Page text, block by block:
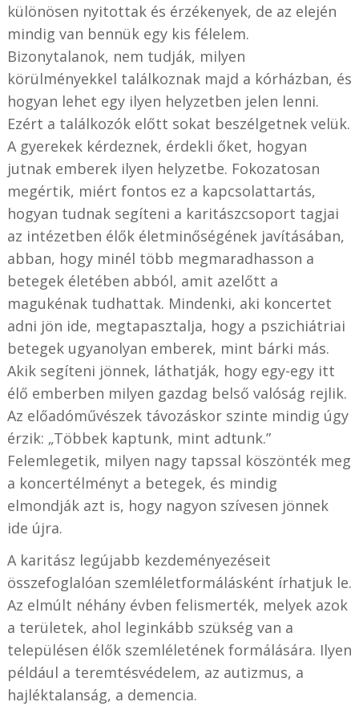
különösen nyitottak és érzékenyek, de az elején
mindig van bennük egy kis félelem.
Bizonytalanok, nem tudják, milyen
körülményekkel találkoznak majd a kórházban, és
hogyan lehet egy ilyen helyzetben jelen lenni.
Ezért a találkozók előtt sokat beszélgetnek velük.
A gyerekek kérdeznek, érdekli őket, hogyan
jutnak emberek ilyen helyzetbe. Fokozatosan
megértik, miért fontos ez a kapcsolattartás,
hogyan tudnak segíteni a karitászcsoport tagjai
az intézetben élők életminőségének javításában,
abban, hogy minél több megmaradhasson a
betegek életében abból, amit azelőtt a
magukénak tudhattak. Mindenki, aki koncertet
adni jön ide, megtapasztalja, hogy a pszichiátriai
betegek ugyanolyan emberek, mint bárki más.
Akik segíteni jönnek, láthatják, hogy egy-egy itt
élő emberben milyen gazdag belső valóság rejlik.
Az előadóművészek távozáskor szinte mindig úgy
érzik: „Többek kaptunk, mint adtunk.”
Felemlegetik, milyen nagy tapssal köszönték meg
a koncertélményt a betegek, és mindig
elmondják azt is, hogy nagyon szívesen jönnek
ide újra.
A karitász legújabb kezdeményezéseit
összefoglalóan szemléletformálásként írhatjuk le.
Az elmúlt néhány évben felismerték, melyek azok
a területek, ahol leginkább szükség van a
településen élők szemléletének formálására. Ilyen
például a teremtésvédelem, az autizmus, a
hajléktalanság, a demencia.